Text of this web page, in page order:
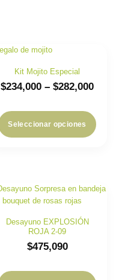
Kit Mojito Especial
$234,000 – $282,000
Seleccionar opciones
Las
opciones
pueden
elegir
en
Desayuno EXPLOSIÓN
ROJA 2-09
$475,090